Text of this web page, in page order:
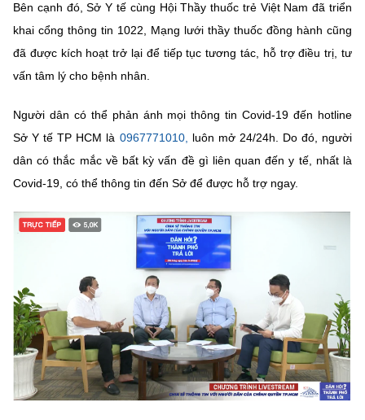
Bên cạnh đó, Sở Y tế cùng Hội Thầy thuốc trẻ Việt Nam đã triển
khai cổng thông tin 1022, Mạng lưới thầy thuốc đồng hành cũng
đã được kích hoạt trở lại để tiếp tục tương tác, hỗ trợ điều trị, tư
vấn tâm lý cho bệnh nhân.
Người dân có thể phản ánh mọi thông tin Covid-19 đến hotline
Sở Y tế TP HCM là 0967771010,
luôn mở 24/24h. Do đó, người
dân có thắc mắc về bất kỳ vấn đề gì liên quan đến y tế, nhất là
Covid-19, có thể thông tin đến Sở để được hỗ trợ ngay.